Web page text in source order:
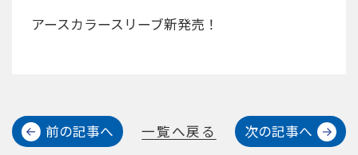
アースカラースリーブ新発売！
前の記事へ 一覧へ戻る 次の記事へ